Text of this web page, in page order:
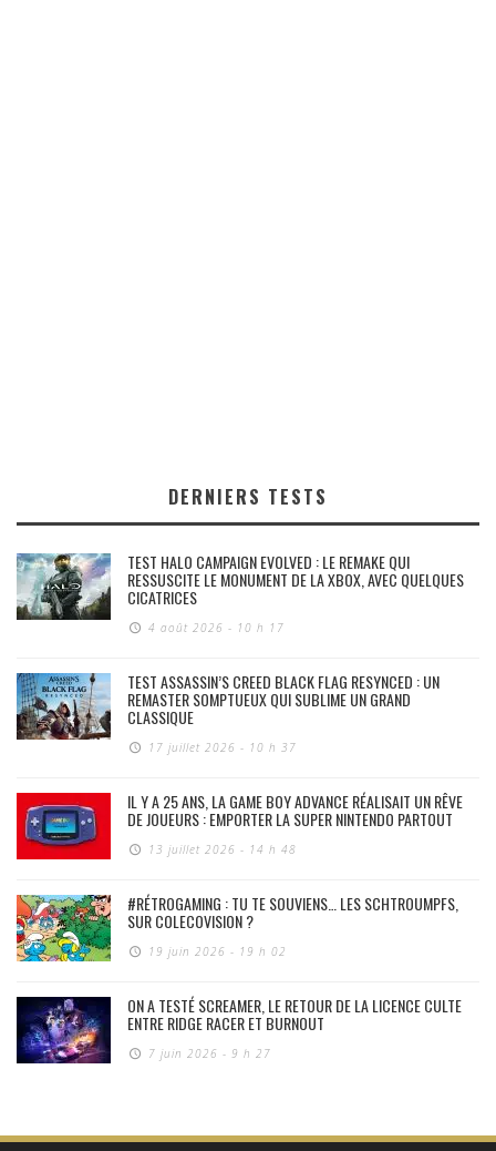
DERNIERS TESTS
TEST HALO CAMPAIGN EVOLVED : LE REMAKE QUI
RESSUSCITE LE MONUMENT DE LA XBOX, AVEC QUELQUES
CICATRICES
4 août 2026 - 10 h 17
TEST ASSASSIN’S CREED BLACK FLAG RESYNCED : UN
REMASTER SOMPTUEUX QUI SUBLIME UN GRAND
CLASSIQUE
17 juillet 2026 - 10 h 37
IL Y A 25 ANS, LA GAME BOY ADVANCE RÉALISAIT UN RÊVE
DE JOUEURS : EMPORTER LA SUPER NINTENDO PARTOUT
13 juillet 2026 - 14 h 48
#RÉTROGAMING : TU TE SOUVIENS… LES SCHTROUMPFS,
SUR COLECOVISION ?
19 juin 2026 - 19 h 02
ON A TESTÉ SCREAMER, LE RETOUR DE LA LICENCE CULTE
ENTRE RIDGE RACER ET BURNOUT
7 juin 2026 - 9 h 27